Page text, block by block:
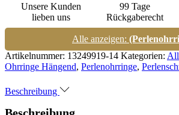
Unsere Kunden
lieben uns
99 Tage
Rückgaberecht
Alle anzeigen:
Artikelnummer: 13249919-14 Kategorien:
Ohrringe Hängend, Perlenohrringe,
Beschreibung
Beschreibung